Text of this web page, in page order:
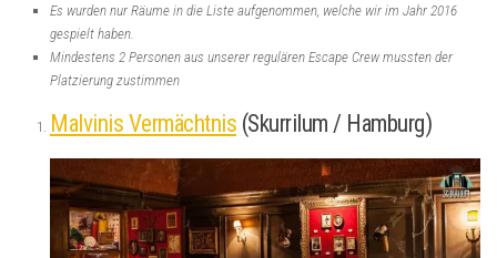
Es wurden nur Räume in die Liste aufgenommen, welche wir im Jahr 2016
gespielt haben.
Mindestens 2 Personen aus unserer regulären Escape Crew mussten der
Platzierung zustimmen
Malvinis Vermächtnis (Skurrilum / Hamburg)